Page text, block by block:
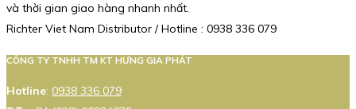
và thời gian giao hàng nhanh nhất.
Richter Viet Nam Distributor / Hotline : 0938 336 079
CÔNG TY TNHH TM KT HƯNG GIA PHÁT
Hotline: 0938 336 079